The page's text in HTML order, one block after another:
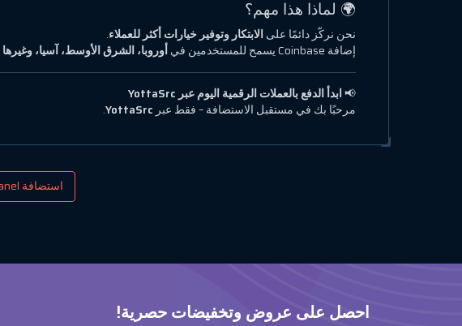
🌍 لماذا هذا مهم؟
نحن نركّز دائمًا علىالابتكار وتوفير خيارات أكثر للعملاء.
إضافة Coinbase يسمح للمستخدمين في
أوروبا، الشرق الأوسط، آسيا، وغيرها
📢ابدأ الدفع بالعملات الرقمية اليوم عبر YottaSrc
مرحبًا بك في مستقبل الاستضافة – فقط عبر YottaSrc
.
استضافة cPanel
احصل على عروض وتخفيضات حصرية!